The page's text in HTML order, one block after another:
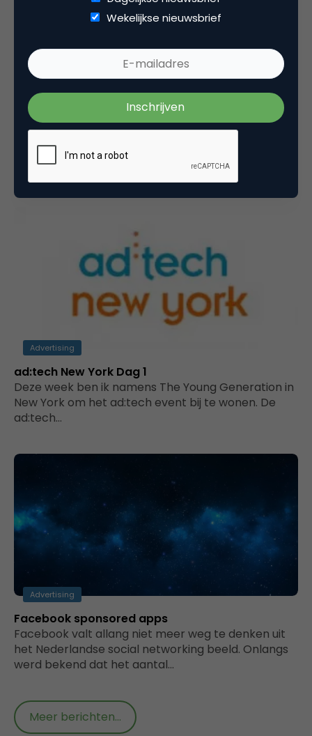
ad:tech New York Dag 2: David Fischer over
waarom je moet adverteren op Facebook
voor het bijwonen van de ad:tech, het grootste
Advertising
ad:tech New York Dag 1
Deze week ben ik namens The Young Generation in
New York om het ad:tech event bij te wonen. De
ad:tech…
Advertising
Facebook sponsored apps
Facebook valt allang niet meer weg te denken uit
het Nederlandse social networking beeld. Onlangs
werd bekend dat het aantal…
Meer berichten...
Wekelijkse nieuwsbrief